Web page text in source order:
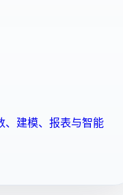
、建模、报表与智能